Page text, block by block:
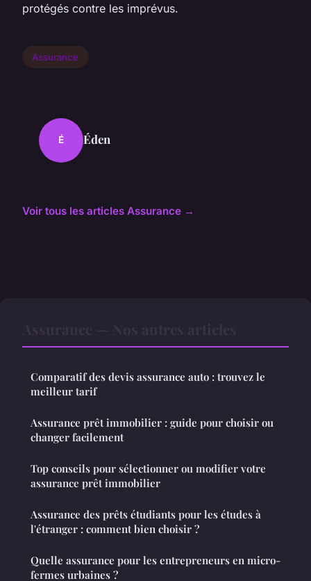
protégés contre les imprévus.
Assurance
É Éden
Voir tous les articles Assurance →
Comparatif des devis assurance auto : trouvez le
meilleur tarif
Assurance prêt immobilier : guide pour choisir ou
changer facilement
Top conseils pour sélectionner ou modifier votre
assurance prêt immobilier
Assurance des prêts étudiants pour les études à
l'étranger : comment bien choisir ?
Quelle assurance pour les entrepreneurs en micro-
fermes urbaines ?